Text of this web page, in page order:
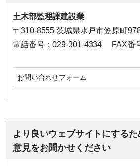
土木部監理課建設業
〒310-8555 茨城県水戸市笠原町
電話番号：029-301-4334
FAX番
お問い合わせフォーム
より良いウェブサイトにする
意見をお聞かせください